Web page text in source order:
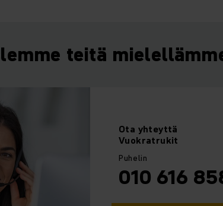
teitä
Ota yhteyttä
Vuokratrukit
Puhelin
010 616